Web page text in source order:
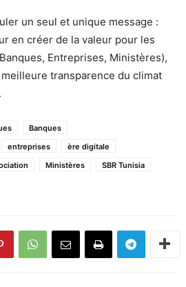
un seul et unique message :
en créer de la valeur pour les
Entreprises, Ministères),
transparence du climat
Banques
entreprises
ère digitale
Ministères
SBR Tunisia